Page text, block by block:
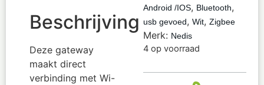
Beschrijving
Deze gateway
maakt direct
verbinding met Wi-
Android /IOS, Bluetooth,
usb gevoed,Wit,Zigbee
Merk: Nedis
4 op voorraad